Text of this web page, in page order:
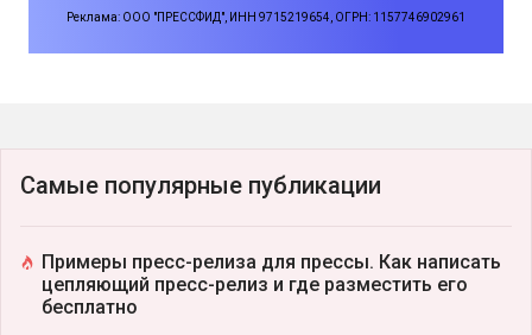
Реклама: ООО "ПРЕССФИД", ИНН 9715219654, ОГРН: 1157746902961
Самые популярные публикации
Примеры пресс-релиза для прессы. Как написать
цепляющий пресс-релиз и где разместить его
бесплатно